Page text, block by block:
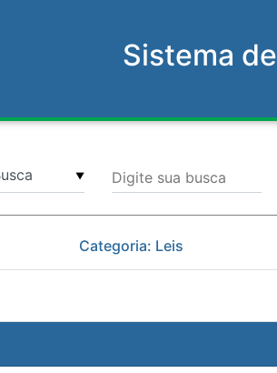
Sistema de
▼ Digite sua busca
Categoria: Leis